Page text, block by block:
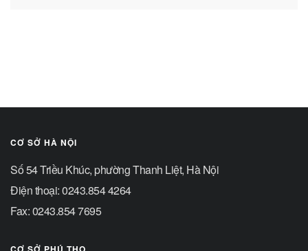
CƠ SỞ HÀ NỘI
Số 54 Triều Khúc, phường Thanh Liệt, Hà Nội
Điện thoại: 0243.854 4264
Fax: 0243.854 7695